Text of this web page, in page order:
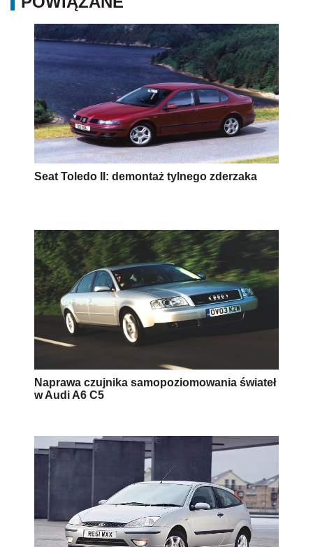
Seat Toledo II: demontaż tylnego zderzaka
Naprawa czujnika samopoziomowania świateł
w Audi A6 C5